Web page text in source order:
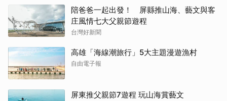
陪爸爸一起出發！ 屏縣推山海、藝文與客
庄風情七大父親節遊程
台灣好新聞
高雄「海線潮旅行」5大主題漫遊漁村
自由電子報
屏東推父親節7遊程 玩山海賞藝文